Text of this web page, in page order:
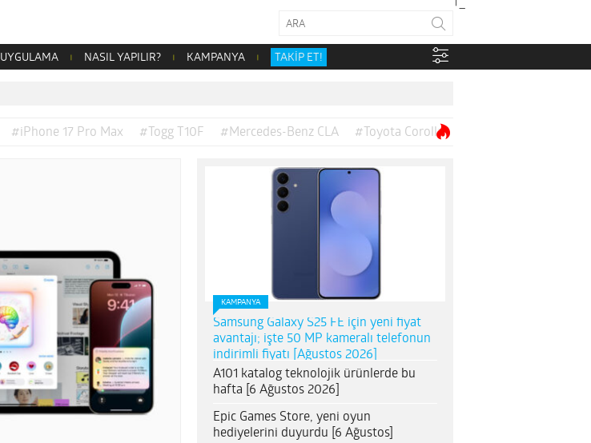
UYGULAMA NASIL YAPILIR? KAMPANYA TAKİP ET!
#iPhone 17 Pro Max #Togg T10F #Mercedes-Benz CLA #Toyota Corolla
KAMPANYA
Samsung Galaxy S25 FE için yeni fiyat
avantajı; işte 50 MP kameralı telefonun
indirimli fiyatı [Ağustos 2026]
A101 katalog teknolojik ürünlerde bu
hafta [6 Ağustos 2026]
Epic Games Store, yeni oyun
hediyelerini duyurdu [6 Ağustos]